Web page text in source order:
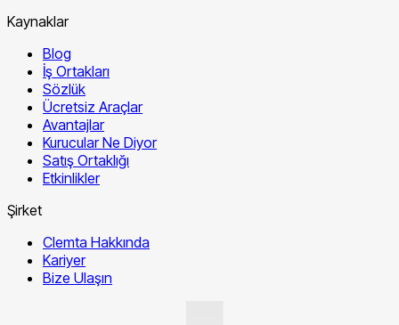
Kaynaklar
Blog
İş Ortakları
Sözlük
Ücretsiz Araçlar
Avantajlar
Kurucular Ne Diyor
Satış Ortaklığı
Etkinlikler
Şirket
Clemta Hakkında
Kariyer
Bize Ulaşın